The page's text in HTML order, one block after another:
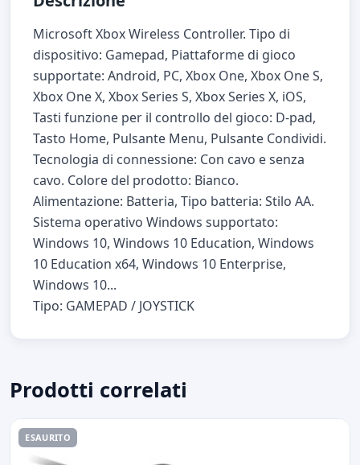
Microsoft Xbox Wireless Controller. Tipo di
dispositivo: Gamepad, Piattaforme di gioco
supportate: Android, PC, Xbox One, Xbox One S,
Xbox One X, Xbox Series S, Xbox Series X, iOS,
Tasti funzione per il controllo del gioco: D-pad,
Tasto Home, Pulsante Menu, Pulsante Condividi.
Tecnologia di connessione: Con cavo e senza
cavo. Colore del prodotto: Bianco.
Alimentazione: Batteria, Tipo batteria: Stilo AA.
Sistema operativo Windows supportato:
Windows 10, Windows 10 Education, Windows
10 Education x64, Windows 10 Enterprise,
Windows 10...
Tipo: GAMEPAD / JOYSTICK
Prodotti correlati
ESAURITO